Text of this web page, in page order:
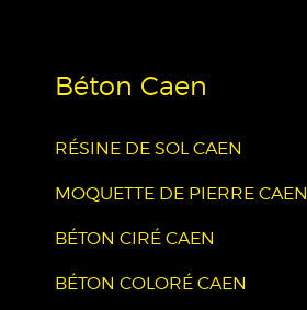
Béton Caen
RÉSINE DE SOL CAEN
MOQUETTE DE PIERRE CAEN
BÉTON CIRÉ CAEN
BÉTON COLORÉ CAEN